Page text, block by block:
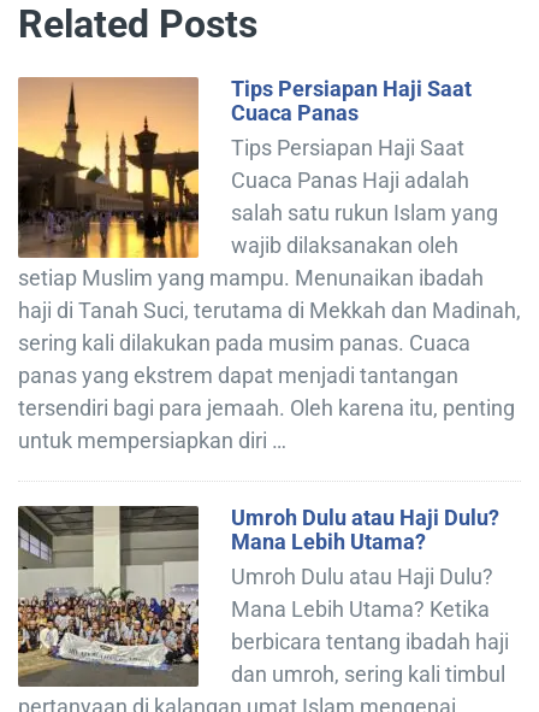
Related Posts
Tips Persiapan Haji Saat
Cuaca Panas
Tips Persiapan Haji Saat
Cuaca Panas Haji adalah
salah satu rukun Islam yang
wajib dilaksanakan oleh
setiap Muslim yang mampu. Menunaikan ibadah
haji di Tanah Suci, terutama di Mekkah dan Madinah,
sering kali dilakukan pada musim panas. Cuaca
panas yang ekstrem dapat menjadi tantangan
tersendiri bagi para jemaah. Oleh karena itu, penting
untuk mempersiapkan diri …
Umroh Dulu atau Haji Dulu?
Mana Lebih Utama?
Umroh Dulu atau Haji Dulu?
Mana Lebih Utama? Ketika
berbicara tentang ibadah haji
dan umroh, sering kali timbul
pertanyaan di kalangan umat Islam mengenai